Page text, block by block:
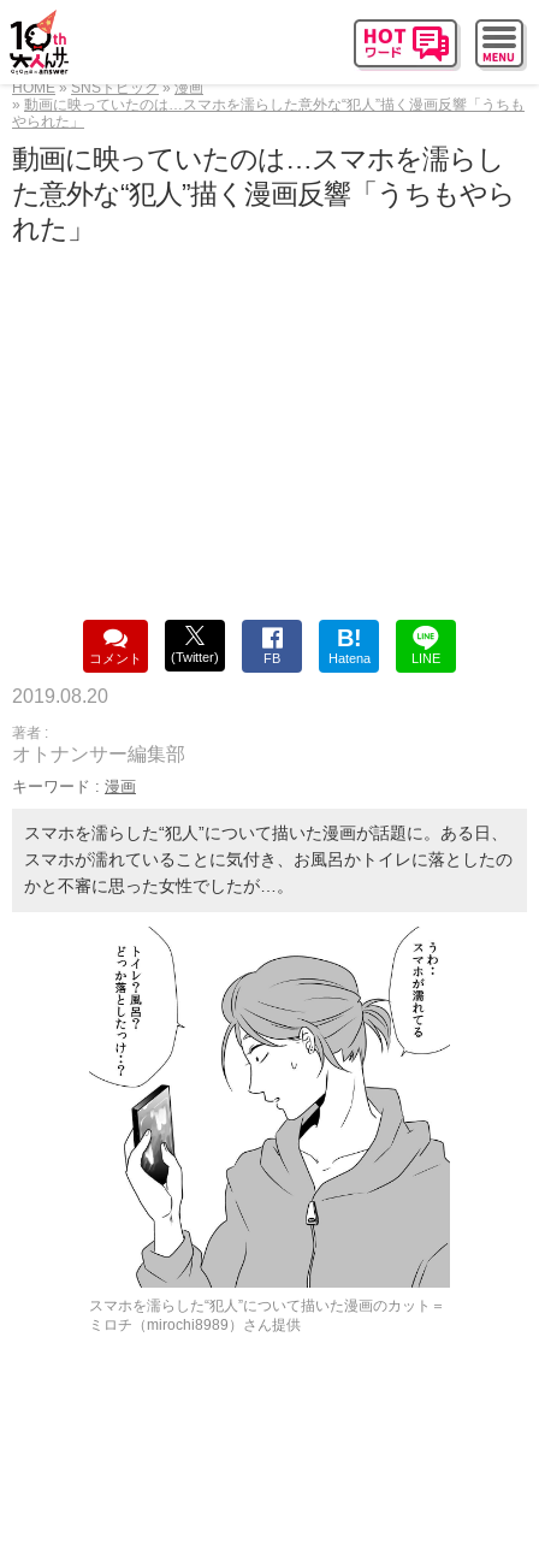
HOME SNSトピック
漫画
動画に映っていたのは…スマホを濡らした意外な“犯人”描く漫画反響「うちも
やられた」
動画に映っていたのは…スマホを濡らし
た意外な“犯人”描く漫画反響「うちもやら
れた」
コメント (Twitter) FB
B!
Hatena LINE
2019.08.20
著者 :
オトナンサー編集部
キーワード : 漫画
スマホを濡らした“犯人”について描いた漫画が話題に。ある日、
スマホが濡れていることに気付き、お風呂かトイレに落としたの
かと不審に思った女性でしたが…。
スマホを濡らした“犯人”について描いた漫画のカット＝
ミロチ（mirochi8989）さん提供